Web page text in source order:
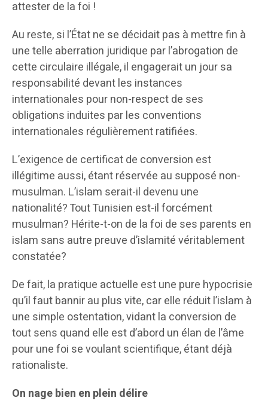
attester de la foi !
Au reste, si l’État ne se décidait pas à mettre fin à
une telle aberration juridique par l’abrogation de
cette circulaire illégale, il engagerait un jour sa
responsabilité devant les instances
internationales pour non-respect de ses
obligations induites par les conventions
internationales régulièrement ratifiées.
L’exigence de certificat de conversion est
illégitime aussi, étant réservée au supposé non-
musulman. L’islam serait-il devenu une
nationalité? Tout Tunisien est-il forcément
musulman? Hérite-t-on de la foi de ses parents en
islam sans autre preuve d’islamité véritablement
constatée?
De fait, la pratique actuelle est une pure hypocrisie
qu’il faut bannir au plus vite, car elle réduit l’islam à
une simple ostentation, vidant la conversion de
tout sens quand elle est d’abord un élan de l’âme
pour une foi se voulant scientifique, étant déjà
rationaliste.
On nage bien en plein délire